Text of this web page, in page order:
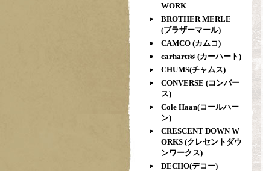
WORK
BROTHER MERLE
(ブラザーマール)
CAMCO (カムコ)
carhartt® (カーハート)
CHUMS(チャムス)
CONVERSE (コンバー
ス)
Cole Haan(コールハー
ン)
CRESCENT DOWN W
ORKS (クレセントダウ
ンワークス)
DECHO(デコー)